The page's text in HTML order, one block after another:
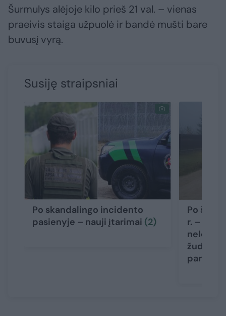
Šurmulys alėjoje kilo prieš 21 val. – vienas
praeivis staiga užpuolė ir bandė mušti bare
buvusį vyrą.
Susiję straipsniai
Po skandalingo incidento
pasienyje – nauji įtarimai (2)
Po
r. –
žudikas